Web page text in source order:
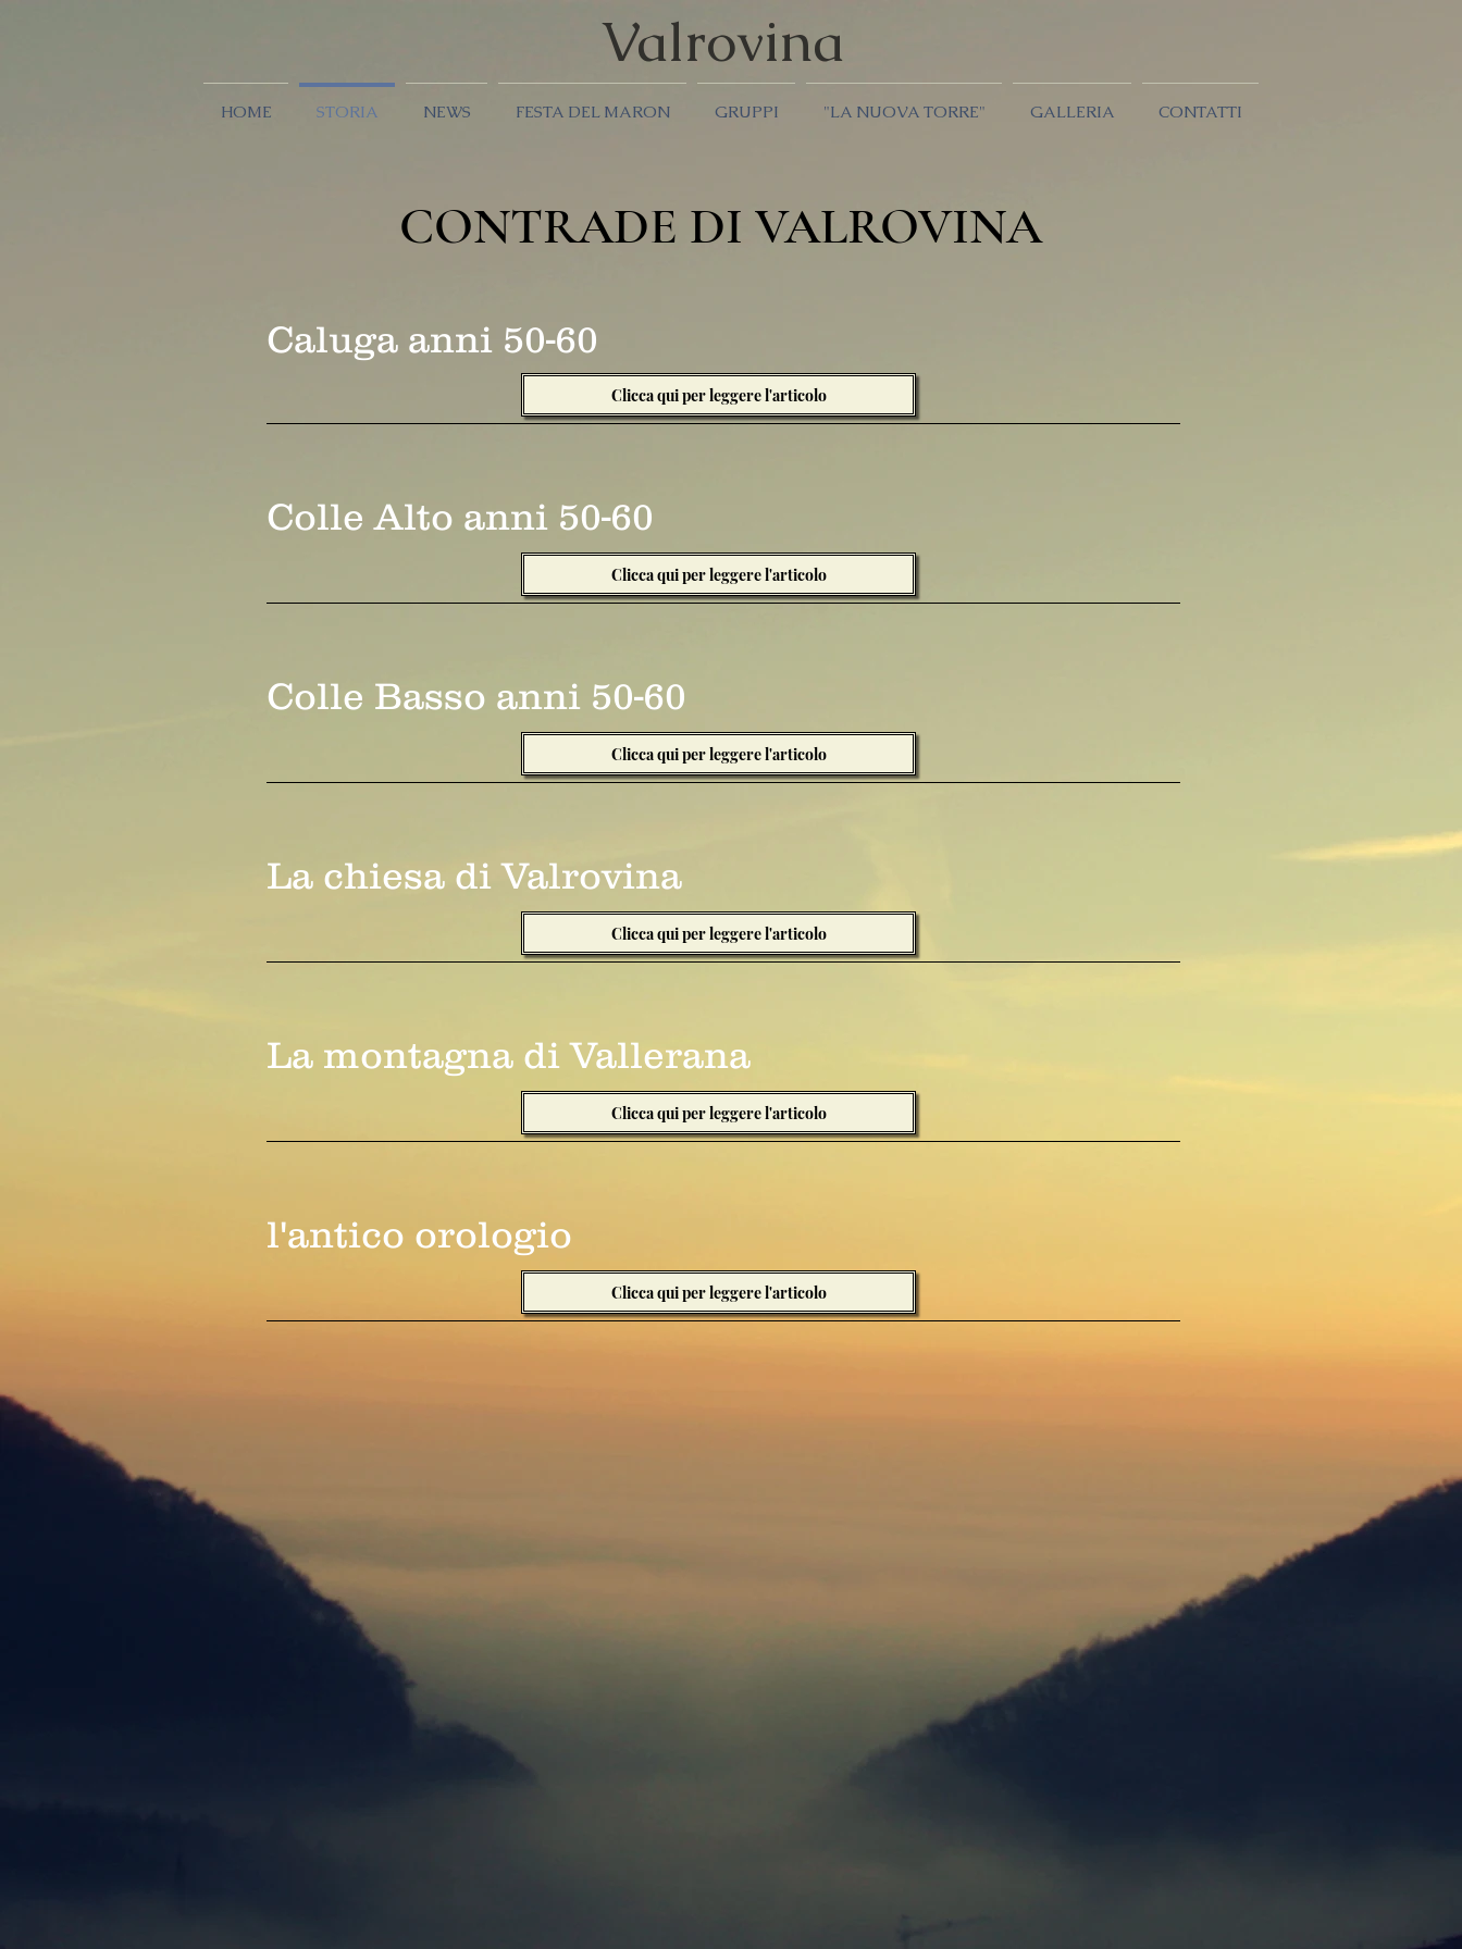
Valrovina
HOME STORIA NEWS FESTA DEL MARON GRUPPI "LA NUOVA TORRE" GALLERIA CONTATTI
CONTRADE DI VALROVINA
Caluga anni 50-60
Clicca qui per leggere l'articolo
Colle Alto anni 50-60
Clicca qui per leggere l'articolo
Colle Basso anni 50-60
Clicca qui per leggere l'articolo
La chiesa di Valrovina
Clicca qui per leggere l'articolo
La montagna di Vallerana
Clicca qui per leggere l'articolo
l'antico orologio
Clicca qui per leggere l'articolo